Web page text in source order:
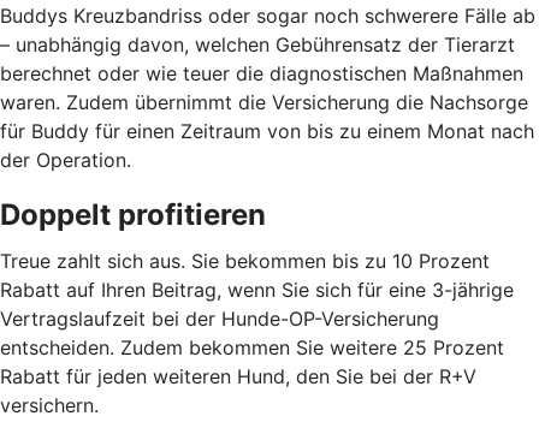
Buddys Kreuzbandriss oder sogar noch schwerere Fälle ab
– unabhängig davon, welchen Gebührensatz der Tierarzt
berechnet oder wie teuer die diagnostischen Maßnahmen
waren. Zudem übernimmt die Versicherung die Nachsorge
für Buddy für einen Zeitraum von bis zu einem Monat nach
der Operation.
Doppelt profitieren
Treue zahlt sich aus. Sie bekommen bis zu 10 Prozent
Rabatt auf Ihren Beitrag, wenn Sie sich für eine 3-jährige
Vertragslaufzeit bei der Hunde-OP-Versicherung
entscheiden. Zudem bekommen Sie weitere 25 Prozent
Rabatt für jeden weiteren Hund, den Sie bei der R+V
versichern.